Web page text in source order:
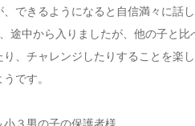
、できるようになると自信満々に話
途中から入りましたが、他の子と
り、チャレンジしたりすることを楽
です。